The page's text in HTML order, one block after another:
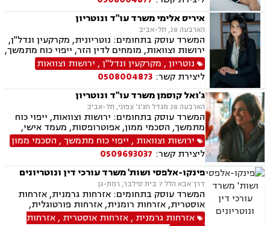
איריס אלימי משרד עו"ד ונוטריון
הארבעה 28, תל-אביב
המשרד עוסק בתחומים: נוטריונית, מקרקעין ונדל"ן,
ירושות וצוואות, מומחים לדין הזר, ייפוי כוח מתמשך,
מיסים, תמ"א 38, אזרחות זרה ודרכון זר.
נוטריון, מקרקעין ונדל"ן, ירושות וצוואות
ליצירת קשר: 0508004873
ג'ואל קוסמן משרד עו"ד ונוטריון
הארבעה 28 מגדל חג'ג' צפוני, תל-אביב
המשרד עוסק בתחומים: ירושות וצוואות, ייפוי כוח
מתמשך, הסכמי ממון, אפוטרופסות, מעמד אישי,
ידועים בציבור, אבהות, חלוקת רכוש, דיני עליה, דיני
מקרקעין, עסקאות מכר דירה מקבלן או יד שניה,
מיסוי מקרקעין, נוטריון עברית צרפתית אנגלית.
ירושות וצוואות , ייפוי כוח מתמשך, הסכמי ממון
ליצירת קשר: 0509693037
פינקו-אלפסי ושות' משרד עורכי דין ונוטריונים
דרך אבא הלל 7 בית סילבר, רמת-גן
המשרד עוסק בתחומים: אזרחות גרמנית, אזרחות
אוסטרית, אזרחות רומנית, אזרחות פורטוגלית,
אזרחות מרוקאית, אזרחות קרואטית, אזרחות
אזרחות גרמנית ,אזרחות אוסטרית ,אזרחות